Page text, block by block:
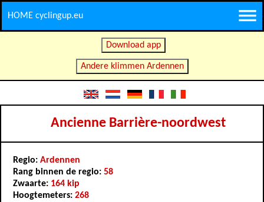
HOME cyclingup.eu
Download app
Andere klimmen Ardennen
Ancienne Barrière-noordwest
Regio: Ardennen
Rang binnen de regio: 58
Zwaarte: 164 kip
Hoogtemeters: 268